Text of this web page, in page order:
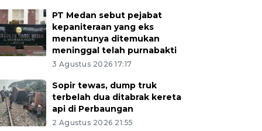
PT Medan sebut pejabat
kepaniteraan yang eks
menantunya ditemukan
meninggal telah purnabakti
3 Agustus 2026 17:17
Sopir tewas, dump truk
terbelah dua ditabrak kereta
api di Perbaungan
2 Agustus 2026 21:55